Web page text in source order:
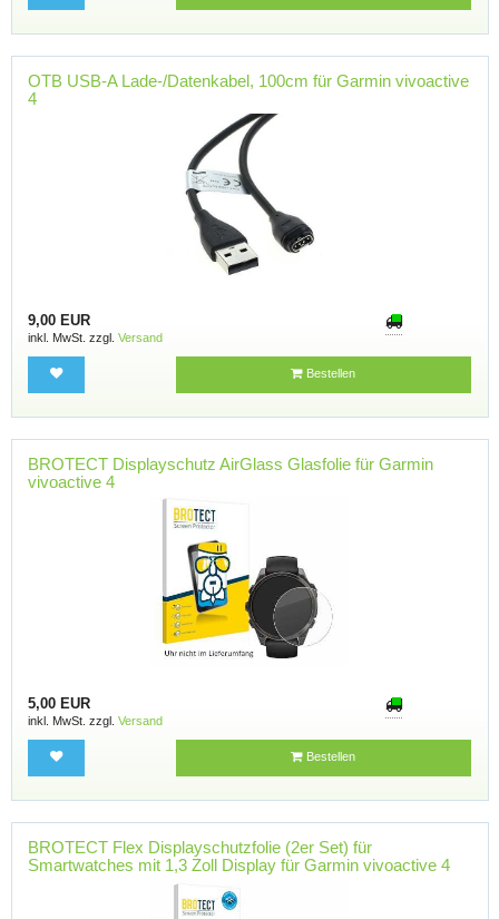
OTB USB-A Lade-/Datenkabel, 100cm für Garmin vivoactive
4
9,00 EUR
inkl. MwSt. zzgl. Versand
Bestellen
BROTECT Displayschutz AirGlass Glasfolie für Garmin
vivoactive 4
5,00 EUR
inkl. MwSt. zzgl. Versand
Bestellen
BROTECT Flex Displayschutzfolie (2er Set) für
Smartwatches mit 1,3 Zoll Display für Garmin vivoactive 4